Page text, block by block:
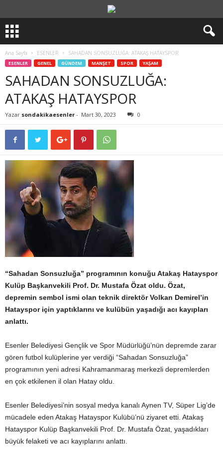
Ana Sayfa ESENLER SAHADAN SONSUZLUĞA: ATAKAŞ HATAYSPOR
ESENLER GENEL GÜNDEM MANŞET SPOR YAŞAM
SAHADAN SONSUZLUĞA:
ATAKAŞ HATAYSPOR
Yazar sondakikaesenler - Mart 30, 2023 0
“Sahadan Sonsuzluğa” programının konuğu Atakaş Hatayspor
Kulüp Başkanvekili Prof. Dr. Mustafa Özat oldu. Özat,
depremin sembol ismi olan teknik direktör Volkan Demirel’in
Hatayspor için yaptıklarını ve kulübün yaşadığı acı kayıpları
anlattı.
Esenler Belediyesi Gençlik ve Spor Müdürlüğü’nün depremde zarar
gören futbol kulüplerine yer verdiği “Sahadan Sonsuzluğa”
programının yeni adresi Kahramanmaraş merkezli depremlerden
en çok etkilenen il olan Hatay oldu.
Esenler Belediyesi’nin sosyal medya kanalı Aynen TV, Süper Lig’de
mücadele eden Atakaş Hatayspor Kulübü’nü ziyaret etti. Atakaş
Hatayspor Kulüp Başkanvekili Prof. Dr. Mustafa Özat, yaşadıkları
büyük felaketi ve acı kayıplarını anlattı.